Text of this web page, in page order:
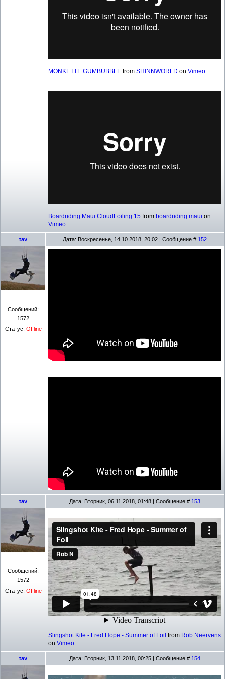
MONKETTE GUMBUBBLE from SHINNWORLD on Vimeo
Boardriding Maui CloudFoiling 15 from boardriding maui on
Vimeo.
tav Дата: Воскресенье, 14.10.2018, 20:02 | Сообщение # 152
Сообщений:
1572
Статус: Offline
tav Дата: Вторник, 06.11.2018, 01:48 | Сообщение # 153
Сообщений:
1572
Статус: Offline
Slingshot Kite - Fred Hope - Summer of Foil from Rob Neervens
on Vimeo
tav Дата: Вторник, 13.11.2018, 00:25 | Сообщение # 154